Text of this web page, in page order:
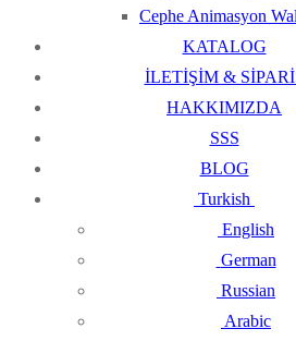
Cephe Animasyon
KATALOG
İLETİŞİM &
HAKKIMIZDA
SSS
BLOG
Turkish
English
German
Russian
Arabic